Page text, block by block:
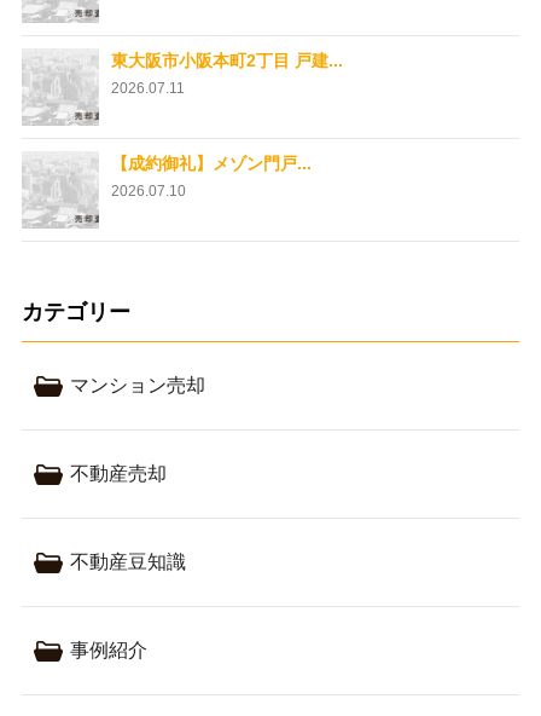
東大阪市小阪本町2丁目 戸建...
2026.07.11
【成約御礼】メゾン門戸...
2026.07.10
カテゴリー
マンション売却
不動産売却
不動産豆知識
事例紹介